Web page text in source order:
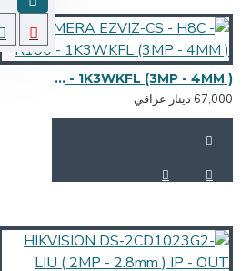
CAMERA EZVIZ-CS - H8C -R100 - 1K3WKFL (3MP - 4MM )